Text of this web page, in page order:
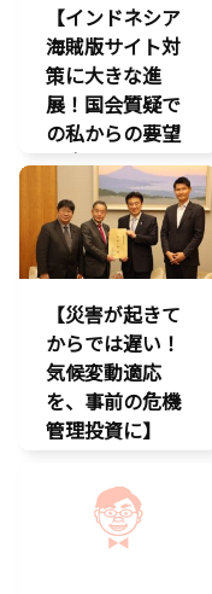
【インドネシア
海賊版サイト対
策に大きな進
展！国会質疑で
の私からの要望
に応え、三谷法
務副大臣がイン
ドネシア法務副
大臣に運営……
エンタメ支援
エンタメ産業
促進
デジタル著作
権
国会質疑
経済政策
著作権
【災害が起きて
からでは遅い！
気候変動適応
を、事前の危機
管理投資に】
経済政策